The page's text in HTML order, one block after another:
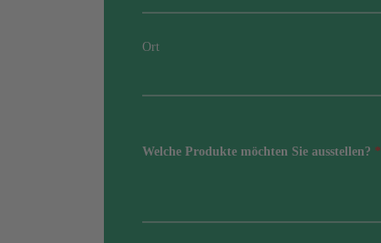
Ort
Welche Produkte möchten Sie ausstellen? *